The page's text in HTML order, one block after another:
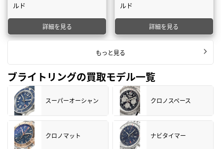
ルド
詳細を見る
ルド
詳細を見る
もっと見る
ブライトリングの買取モデル一覧
スーパーオーシャン クロノスペース
クロノマット ナビタイマー